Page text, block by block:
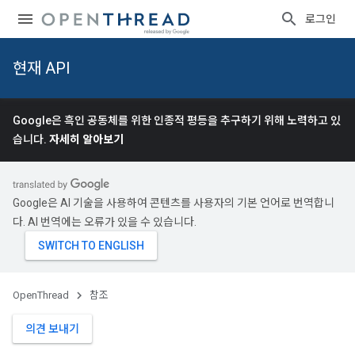
로그인
현재 API
Google은 흑인 공동체를 위한 인종적 평등을 추구하기 위해 노력하고 있
습니다. 자세히 알아보기
Google은 AI 기술을 사용하여 콘텐츠를 사용자의 기본 언어로 번역합니
다. AI 번역에는 오류가 있을 수 있습니다.
OpenThread 참조
의견 보내기